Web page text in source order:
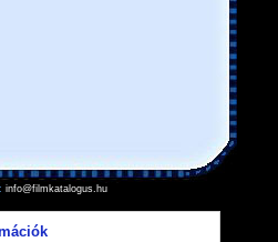
info@filmkatalogus.hu